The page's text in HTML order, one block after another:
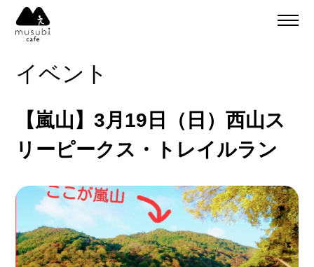
イベント
musubi
嵐山
sweets factory
ご予約＆リクエスト
Company
イベント
【嵐山】3月19日（日）西山ス
リーピークス・トレイルラン